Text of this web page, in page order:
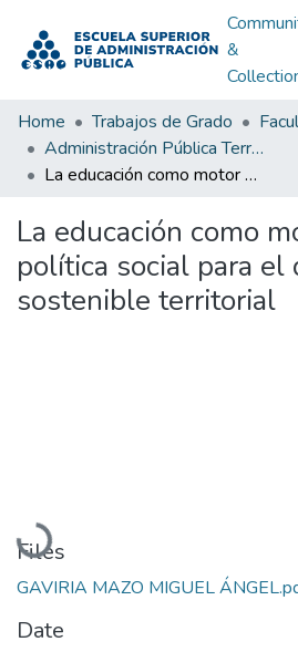
&
Home Trabajos de Grado
Administración Pública Territorial (APT)
La educación como motor de política social para el desarrollo sostenible territorial
La educación como
política social para el
sostenible territorial
Loading...
Files
GAVIRIA MAZO MIGUEL
Date